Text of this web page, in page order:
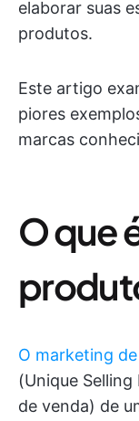
elaborar suas
produtos.
Este artigo
piores
marcas
O que
O marketing
(Unique
de venda) de